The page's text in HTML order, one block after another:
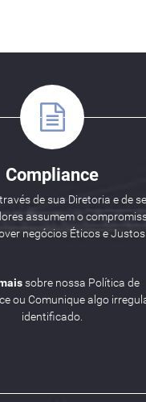
Compliance
de sua Diretoria e de
assumem o
negócios Éticos e Justos.
sobre nossa Política de
ou Comunique algo
identificado.